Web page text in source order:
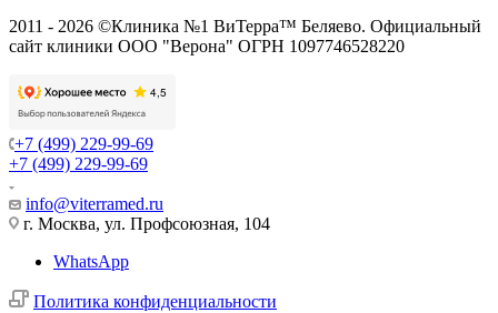
2011 - 2026 ©Клиника №1 ВиТерра™ Беляево. Официальный
сайт клиники ООО "Верона" ОГРН 1097746528220
+7 (499) 229-99-69
+7 (499) 229-99-69
info@viterramed.ru
г. Москва, ул. Профсоюзная, 104
WhatsApp
Политика конфиденциальности